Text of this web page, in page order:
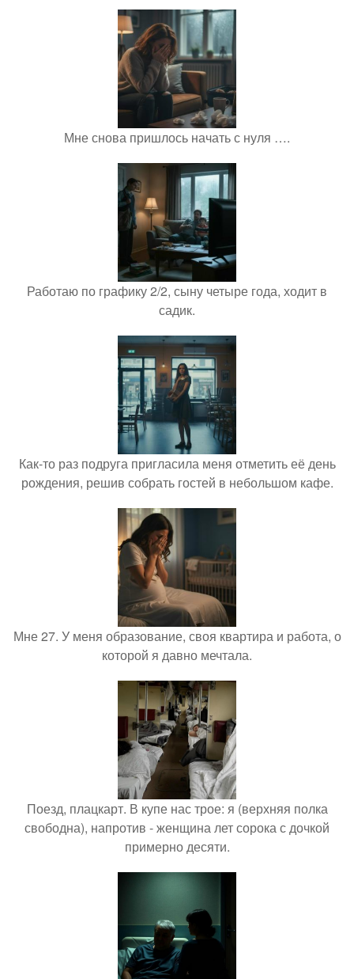
Мне снова пришлось начать с нуля ….
Работаю по графику 2/2, сыну четыре года, ходит в
садик.
Как-то раз подруга пригласила меня отметить её день
рождения, решив собрать гостей в небольшом кафе.
Мне 27. У меня образование, своя квартира и работа, о
которой я давно мечтала.
Поезд, плацкарт. В купе нас трое: я (верхняя полка
свободна), напротив - женщина лет сорока с дочкой
примерно десяти.